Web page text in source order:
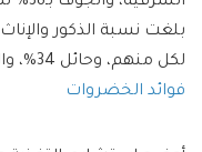
لكل منهم، وحائل 34%، والباحة 33%، وتبوك 32%.
فوائد الخضروات